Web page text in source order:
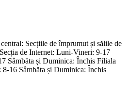
Secțiile de împrumut și sălile de
de Internet: Luni-Vineri: 9-17
Sâmbăta și Duminica: Închis Filiala
16 Sâmbăta și Duminica: Închis